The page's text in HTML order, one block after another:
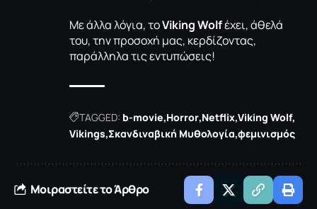
Με άλλα λόγια, τοViking Wolfέχει, άθελά
του, την προσοχή μας, κερδίζοντας,
παράλληλα τις εντυπώσεις!
TAGGED: b-movie Horror Netflix Viking Wolf
Vikings Σκανδιναβική Μυθολογία φεμινισμός
Μοιραστείτε το Άρθρο